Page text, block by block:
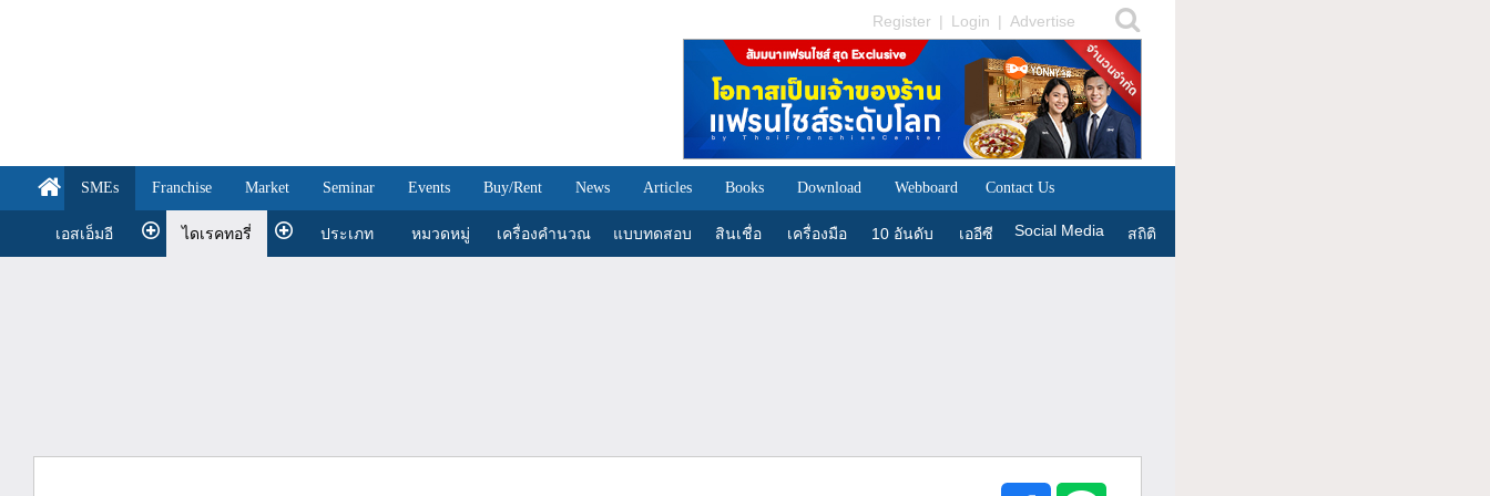
Register | Login | Advertise
SMEs Franchise Market Seminar Events Buy/Rent News Articles Books Download Webboard Contact Us
เอสเอ็มอี ไดเรคทอรี่ ประเภท หมวดหมู่ เครื่องคำนวณ แบบทดสอบ สินเชื่อ เครื่องมือ 10 อันดับ เออีซี Social Media สถิติ